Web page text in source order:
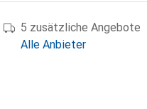
5 zusätzliche Angebote
Alle Anbieter